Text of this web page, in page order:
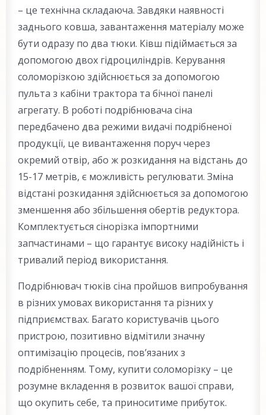
– це технічна складаюча. Завдяки наявності
заднього ковша, завантаження матеріалу може
бути одразу по два тюки. Ківш підіймається за
допомогою двох гідроциліндрів. Керування
соломорізкою здійснюється за допомогою
пульта з кабіни трактора та бічної панелі
агрегату. В роботі подрібнювача сіна
передбачено два режими видачі подрібненої
продукції, це вивантаження поруч через
окремий отвір, або ж розкидання на відстань до
15-17 метрів, є можливість регулювати. Зміна
відстані розкидання здійснюється за допомогою
зменшення або збільшення обертів редуктора.
Комплектується сінорізка імпортними
запчастинами – що гарантує високу надійність і
тривалий період використання.
Подрібнювач тюків сіна пройшов випробування
в різних умовах використання та різних у
підприємствах. Багато користувачів цього
пристрою, позитивно відмітили значну
оптимізацію процесів, пов’язаних з
подрібненням. Тому, купити соломорізку – це
розумне вкладення в розвиток вашої справи,
що окупить себе, та приноситиме прибуток.